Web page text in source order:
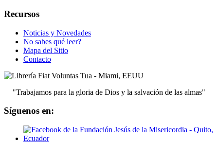
Recursos
Noticias y Novedades
No sabes qué leer?
Mapa del Sitio
Contacto
"Trabajamos para la gloria de Dios y la salvación de las almas"
Síguenos en: